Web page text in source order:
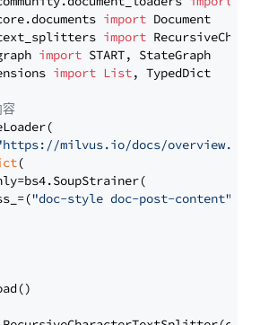
import
import
import
import List, TypedDict
milvus.io/docs/overview.md"
(
"doc-style doc-post-content"